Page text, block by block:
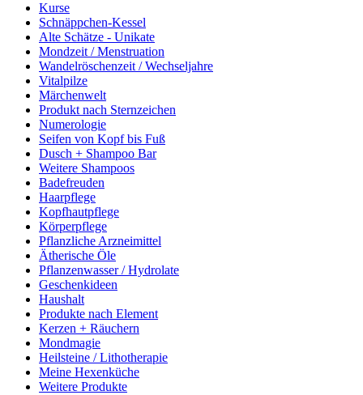
Kurse
Schnäppchen-Kessel
Alte Schätze - Unikate
Mondzeit / Menstruation
Wandelröschenzeit / Wechseljahre
Vitalpilze
Märchenwelt
Produkt nach Sternzeichen
Numerologie
Seifen von Kopf bis Fuß
Dusch + Shampoo Bar
Weitere Shampoos
Badefreuden
Haarpflege
Kopfhautpflege
Körperpflege
Pflanzliche Arzneimittel
Ätherische Öle
Pflanzenwasser / Hydrolate
Geschenkideen
Haushalt
Produkte nach Element
Kerzen + Räuchern
Mondmagie
Heilsteine / Lithotherapie
Meine Hexenküche
Weitere Produkte